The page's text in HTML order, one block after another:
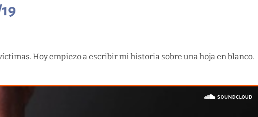
Hoy empiezo a escribir mi historia sobre una hoja en blanco.